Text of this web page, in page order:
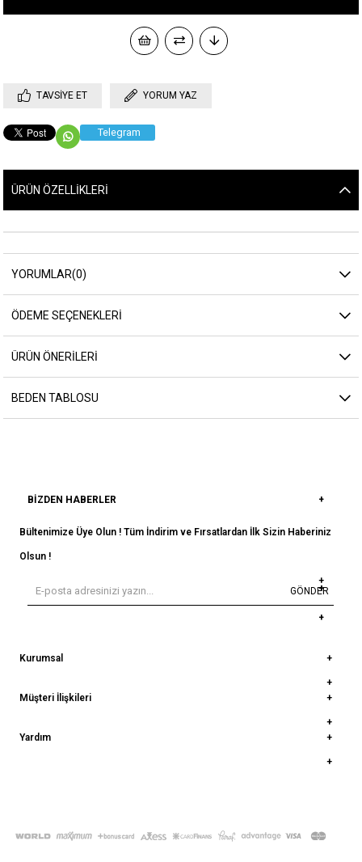
TAVSIYE ET YORUM YAZ
Telegram
ÜRÜN ÖZELLIKLERI
YORUMLAR(0)
ÖDEME SEÇENEKLERI
ÜRÜN ÖNERILERI
BEDEN TABLOSU
BIZDEN HABERLER
Bültenimize Üye Olun ! Tüm İndirim ve Fırsatlardan İlk Sizin Haberiniz
Olsun !
GÖNDER
Kurumsal
Müşteri İlişkileri
Yardım